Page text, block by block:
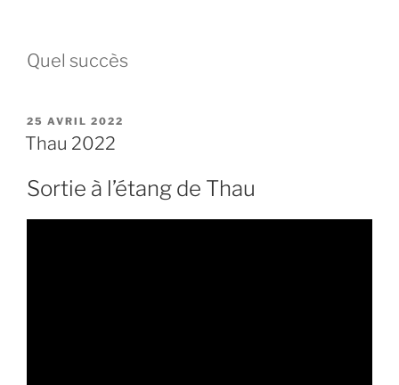
Quel succès
PUBLIÉ
LE
25 AVRIL 2022
Thau 2022
Sortie à l’étang de Thau